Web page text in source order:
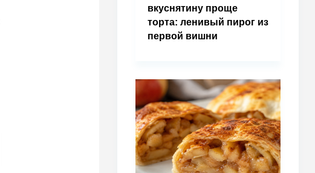
вкуснятину проще
торта: ленивый пирог из
первой вишни